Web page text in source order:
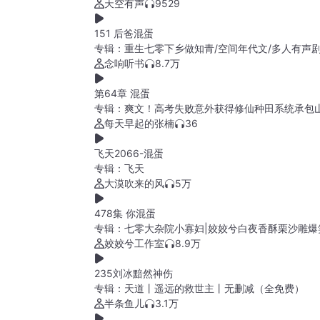
天空有声
9529
151 后爸混蛋
专辑： 重生七零下乡做知青/空间年代文/多人有声
念响听书
8.7万
第64章 混蛋
专辑： 爽文！高考失败意外获得修仙种田系统承包
每天早起的张楠
36
飞天2066-混蛋
专辑： 飞天
大漠吹来的风
5万
478集 你混蛋
专辑： 七零大杂院小寡妇|姣姣兮白夜香酥栗沙雕爆
姣姣兮工作室
8.9万
235刘冰黯然神伤
专辑： 天道丨遥远的救世主丨无删减（全免费）
半条鱼儿
3.1万